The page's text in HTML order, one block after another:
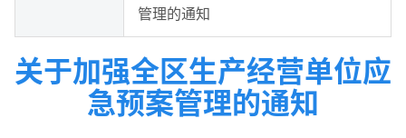
管理的通知
关于加强全区生产经营单位应
急预案管理的通知